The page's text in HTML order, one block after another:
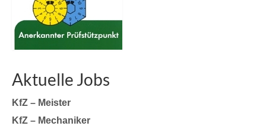
Aktuelle Jobs
KfZ – Meister
KfZ – Mechaniker